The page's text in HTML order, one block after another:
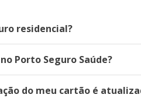
residencial?
Porto Seguro Saúde?
do meu cartão é